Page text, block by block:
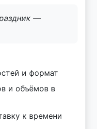
—
и формат
и объёмов в
к времени